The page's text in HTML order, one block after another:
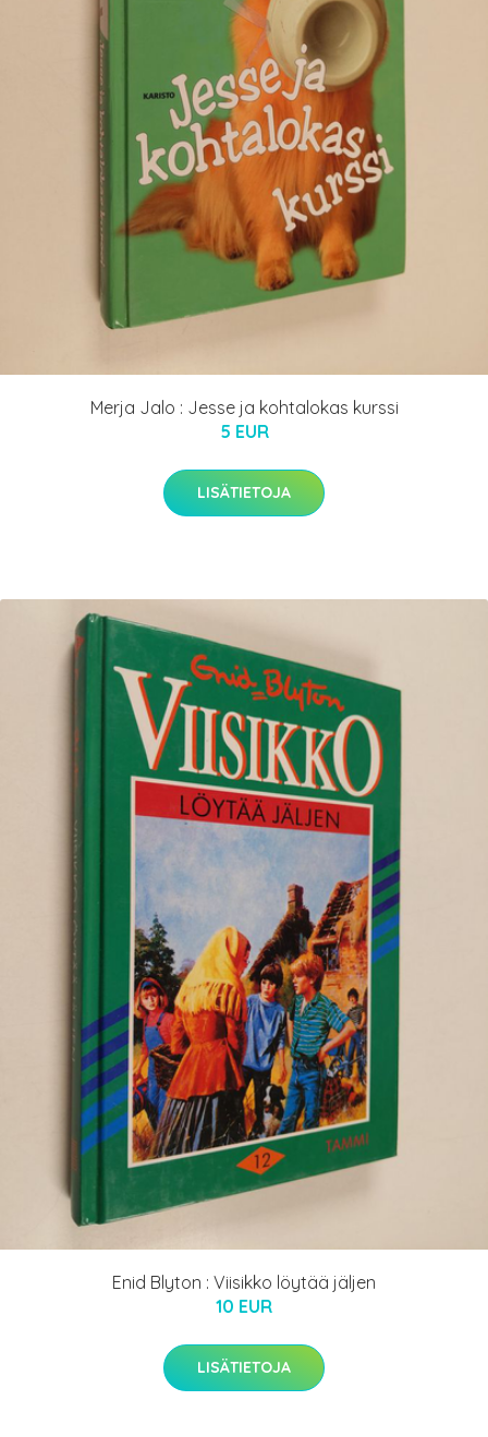
Merja Jalo : Jesse ja kohtalokas kurssi
5 EUR
LISÄTIETOJA
Enid Blyton : Viisikko löytää jäljen
10 EUR
LISÄTIETOJA